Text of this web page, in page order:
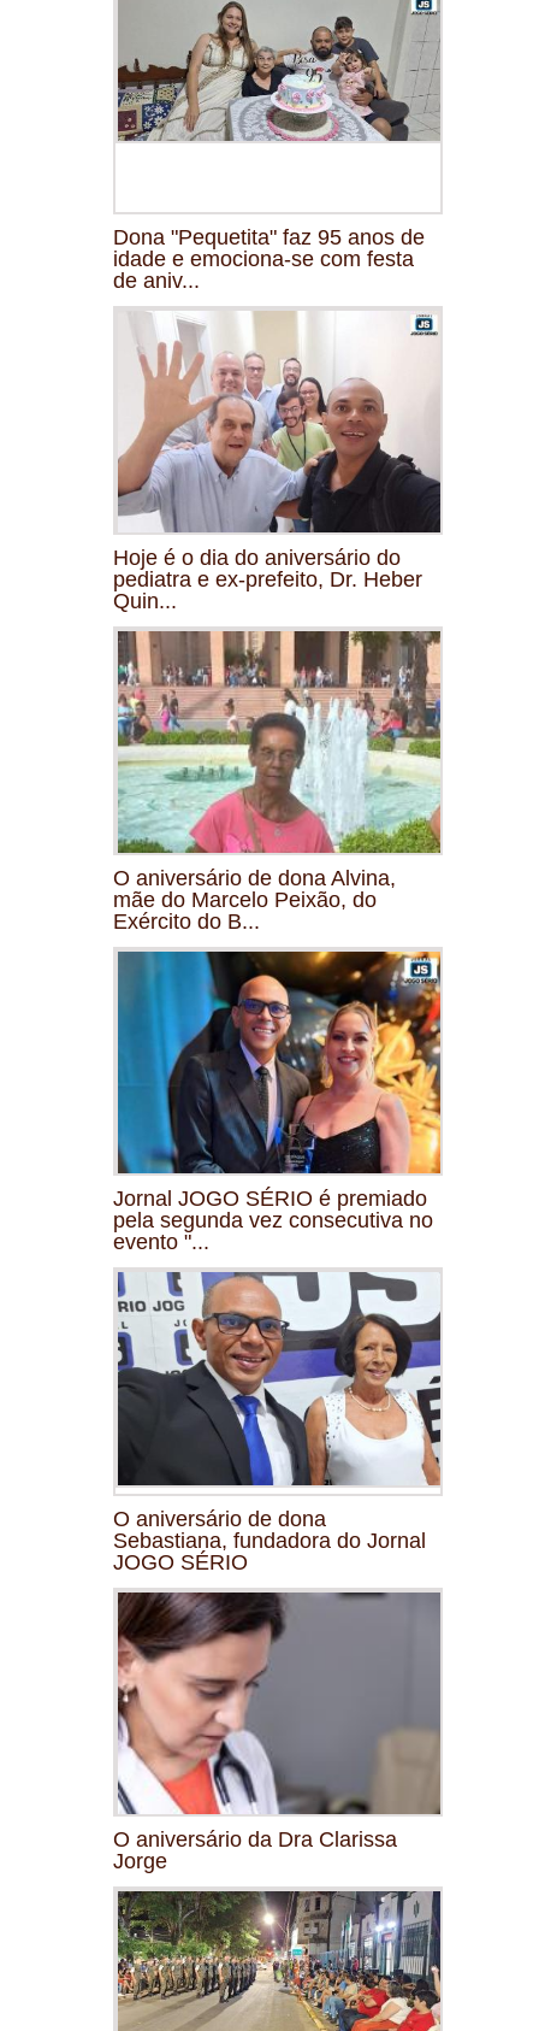
Dona "Pequetita" faz 95 anos de
idade e emociona-se com festa
de aniv...
Hoje é o dia do aniversário do
pediatra e ex-prefeito, Dr. Heber
Quin...
O aniversário de dona Alvina,
mãe do Marcelo Peixão, do
Exército do B...
Jornal JOGO SÉRIO é premiado
pela segunda vez consecutiva no
evento "...
O aniversário de dona
Sebastiana, fundadora do Jornal
JOGO SÉRIO
O aniversário da Dra Clarissa
Jorge